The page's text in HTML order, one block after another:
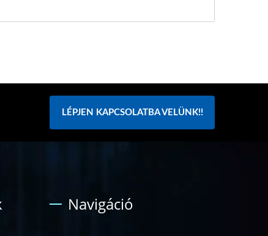
LÉPJEN KAPCSOLATBA VELÜNK!!
Navigáció